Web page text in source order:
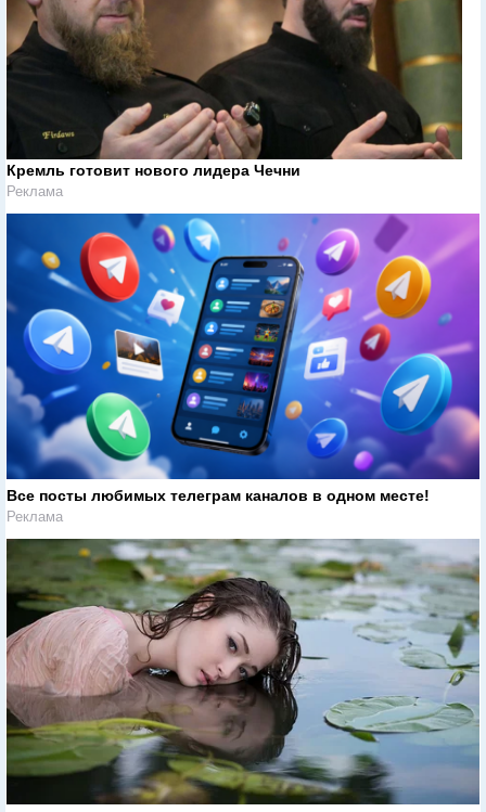
Кремль готовит нового лидера Чечни
Реклама
Все посты любимых телеграм каналов в одном месте!
Реклама